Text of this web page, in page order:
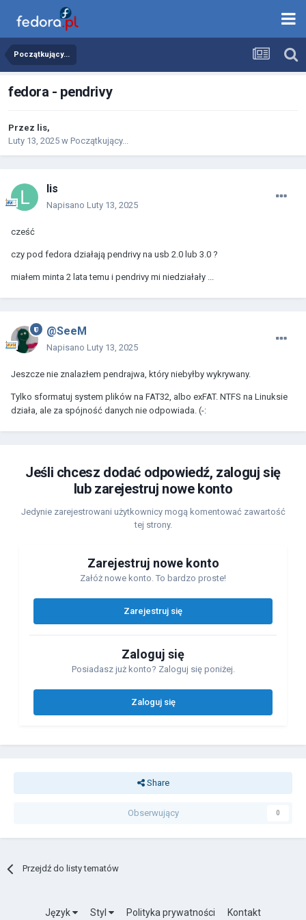
Początkujący...
fedora - pendrivy
Przez lis,
Luty 13, 2025 w Początkujący...
lis
Napisano Luty 13, 2025
cześć
czy pod fedora działają pendrivy na usb 2.0 lub 3.0 ?
miałem minta 2 lata temu i pendrivy mi niedziałały ...
@SeeM
Napisano Luty 13, 2025
Jeszcze nie znalazłem pendrajwa, który niebyłby wykrywany.
Tylko sformatuj system plików na FAT32, albo exFAT. NTFS na Linuksie
działa, ale za spójność danych nie odpowiada. (-:
Jeśli chcesz dodać odpowiedź, zaloguj się
lub zarejestruj nowe konto
Jedynie zarejestrowani użytkownicy mogą komentować zawartość
tej strony.
Zarejestruj nowe konto
Załóż nowe konto. To bardzo proste!
Zarejestruj się
Zaloguj się
Posiadasz już konto? Zaloguj się poniżej.
Zaloguj się
Share
Obserwujący 0
Przejdź do listy tematów
Język Styl Polityka prywatności Kontakt